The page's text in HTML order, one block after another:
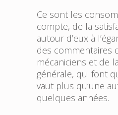
Ce sont les
compte, de la
autour d’eux à
des commentaires
mécaniciens et de
générale, qui font
vaut plus qu’une
quelques années.